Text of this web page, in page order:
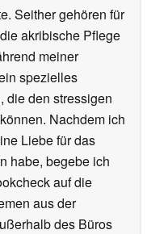
Seither gehören für
akribische Pflege
meiner
spezielles
die den stressigen
Nachdem ich
Liebe für das
habe, begebe ich
auf die
aus der
des Büros